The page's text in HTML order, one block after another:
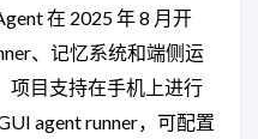
在 2025 年 8 月开
、记忆系统和端侧运
项目支持在手机上进行
agent runner，可配置